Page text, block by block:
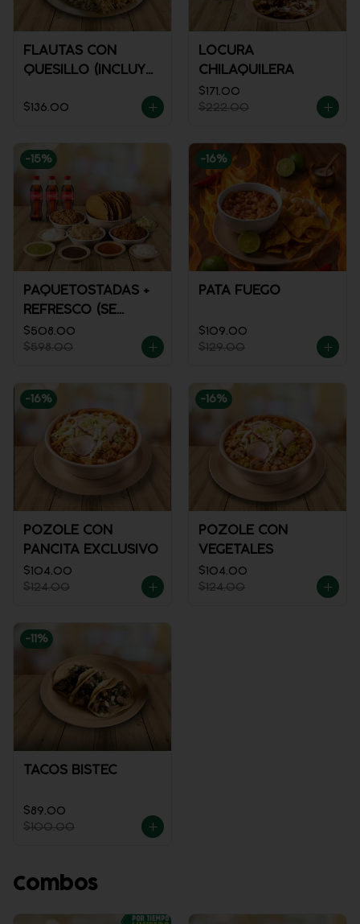
FLAUTAS CON
QUESILLO (INCLUYE
SALSA)
$136.00
LOCURA
CHILAQUILERA
$171.00
$222.00
-15%
PAQUETOSTADAS +
REFRESCO (SE
ENVÍA FRÍO)
$508.00
$598.00
-16%
PATA FUEGO
$109.00
$129.00
-16%
POZOLE CON
PANCITA EXCLUSIVO
$104.00
$124.00
-16%
POZOLE CON
VEGETALES
$104.00
$124.00
-11 %
TACOS BISTEC
$89.00
$100.00
Combos